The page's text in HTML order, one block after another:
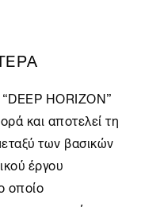
HORIZON”
και αποτελεί τη
των βασικών
έργου
οποίο